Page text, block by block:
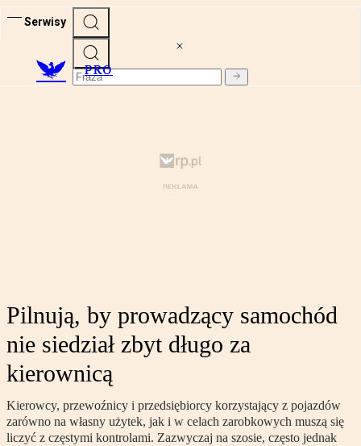
Serwisy
PRO
Pilnują, by prowadzący samochód
nie siedział zbyt długo za
kierownicą
Kierowcy, przewoźnicy i przedsiębiorcy korzystający z pojazdów
zarówno na własny użytek, jak i w celach zarobkowych muszą się
liczyć z częstymi kontrolami. Zazwyczaj na szosie, często jednak